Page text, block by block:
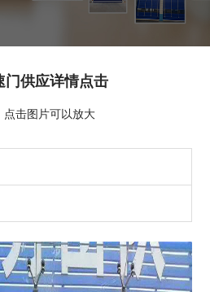
门供应详情点击
点击图片可以放大